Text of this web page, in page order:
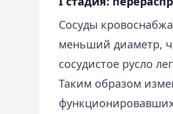
Сосуды
меньший диаметр,
сосудистое русло
Таким образом